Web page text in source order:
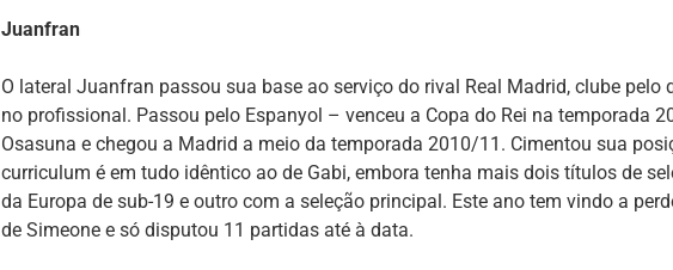
Juanfran
O lateral Juanfran passou sua base ao serviço do rival Real Madrid, clube pelo
no profissional. Passou pelo Espanyol – venceu a Copa do Rei na temporada
Osasuna e chegou a Madrid a meio da temporada 2010/11. Cimentou sua
curriculum é em tudo idêntico ao de Gabi, embora tenha mais dois títulos de
da Europa de sub-19 e outro com a seleção principal. Este ano tem vindo a
de Simeone e só disputou 11 partidas até à data.